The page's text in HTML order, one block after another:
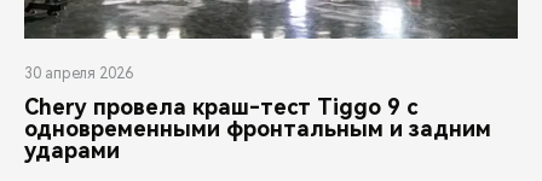
30 апреля 2026
Chery провела краш-тест Tiggo 9 с
одновременными фронтальным и задним
ударами